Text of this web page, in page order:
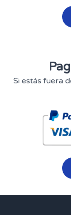
Si estás fuera